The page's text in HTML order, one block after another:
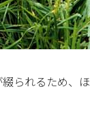
られるため、